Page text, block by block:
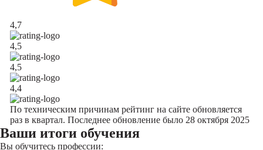
4,7
4,5
4,5
4,4
По техническим причинам рейтинг на сайте обновляется
раз в квартал. Последнее обновление было 28 октября 2025
Ваши итоги обучения
Вы обучитесь профессии: